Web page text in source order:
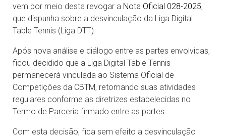
vem por meio desta revogar a Nota Oficial 028-2025,
que dispunha sobre a desvinculação da Liga Digital
Table Tennis (Liga DTT).
Após nova análise e diálogo entre as partes envolvidas,
ficou decidido que a Liga Digital Table Tennis
permanecerá vinculada ao Sistema Oficial de
Competições da CBTM, retomando suas atividades
regulares conforme as diretrizes estabelecidas no
Termo de Parceria firmado entre as partes.
Com esta decisão, fica sem efeito a desvinculação